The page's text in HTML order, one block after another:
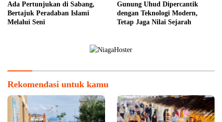
Ada Pertunjukan di Sabang,
Bertajuk Peradaban Islami
Melalui Seni
Gunung Uhud Dipercantik
dengan Teknologi Modern,
Tetap Jaga Nilai Sejarah
Rekomendasi untuk kamu